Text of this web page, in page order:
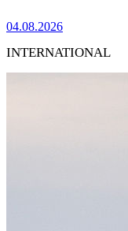
04.08.2026
INTERNATIONAL